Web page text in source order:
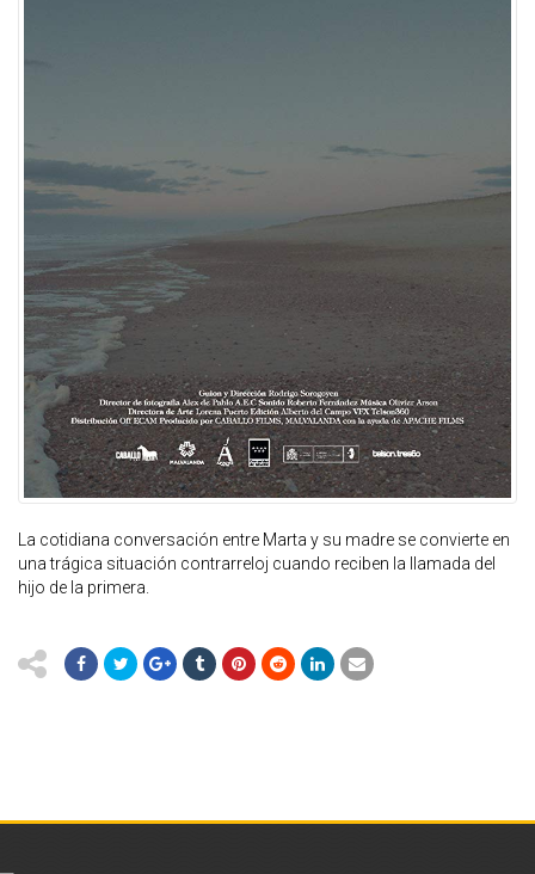
La cotidiana conversación entre Marta y su madre se convierte en
una trágica situación contrarreloj cuando reciben la llamada del
hijo de la primera.